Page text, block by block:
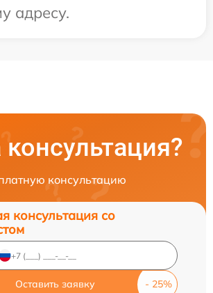
адресу.
консультацию
консультация со
Оставить заявку